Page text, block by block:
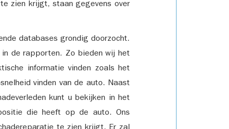
zien krijgt, staan gegevens over
databases grondig doorzocht.
de rapporten. Zo bieden wij het
informatie vinden zoals het
vinden van de auto. Naast
kunt u bekijken in het
die heeft op de auto. Ons